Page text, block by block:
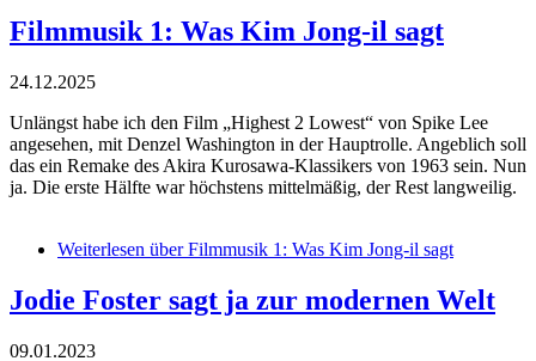
Filmmusik 1: Was Kim Jong-il sagt
24.12.2025
Unlängst habe ich den Film „Highest 2 Lowest“ von Spike Lee
angesehen, mit Denzel Washington in der Hauptrolle. Angeblich soll
das ein Remake des Akira Kurosawa-Klassikers von 1963 sein. Nun
ja. Die erste Hälfte war höchstens mittelmäßig, der Rest langweilig.
Weiterlesen über Filmmusik 1: Was Kim Jong-il sagt
Jodie Foster sagt ja zur modernen Welt
09.01.2023